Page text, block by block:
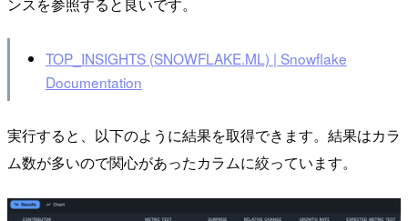
TOP_INSIGHTS (SNOWFLAKE.ML) | Snowflake
Documentation
実行すると、以下のように結果を取得できます。結果はカラ
ム数が多いので関心があったカラムに絞っています。